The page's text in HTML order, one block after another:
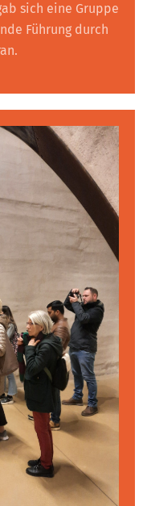
sich eine Gruppe
Führung durch